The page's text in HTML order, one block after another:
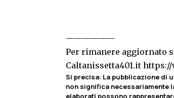
——————
Per rimanere aggiornato
Caltanissetta401.it https://
Si precisa: La pubblicazione di
non significa necessariamente
elaborati possono